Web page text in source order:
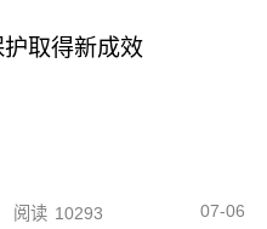
取得新成效
阅读 10293 07-06